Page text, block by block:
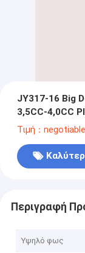
JY317-16 Big
3,5CC-4,0CC
Τιμή：negotiable
Περιγραφή
Υψηλό φως